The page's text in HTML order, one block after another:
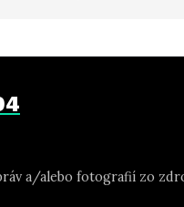
a/alebo fotografií zo